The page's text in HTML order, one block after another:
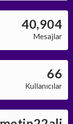
40,904
Mesajlar
66
Kullanıcılar